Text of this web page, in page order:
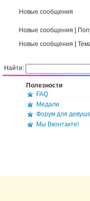
Новые сообщения
Новые сообщения [
Новые сообщения [
Найти:
Полезности
FAQ
Медали
Форум для
Мы Вконтакте!